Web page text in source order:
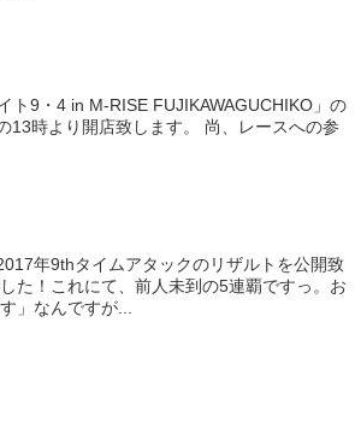
ト9・4 in M-RISE FUJIKAWAGUCHIKO」の
13時より開店致します。 尚、レースへの参
年9thタイムアタックのリザルトを公開致
た！これにて、前人未到の5連覇ですっ。お
」なんですが...